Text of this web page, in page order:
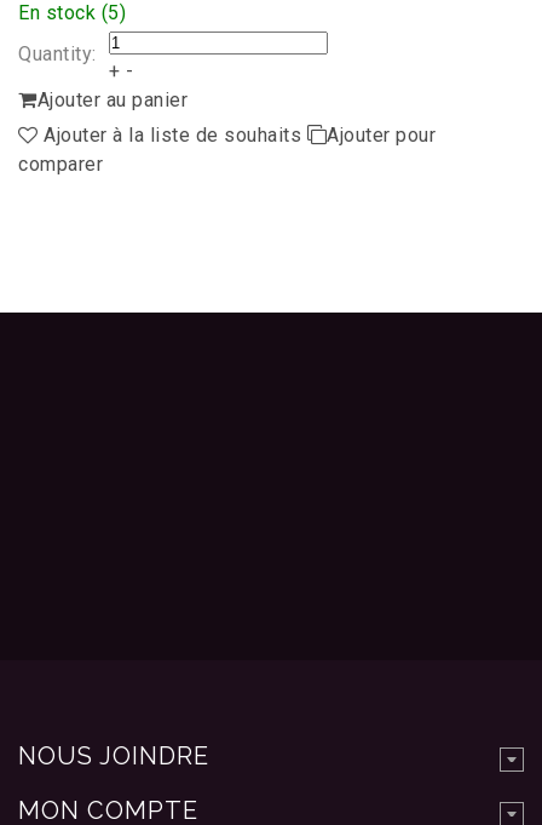
En stock (5)
Quantity:
+ -
Ajouter au panier
Ajouter à la liste de souhaits
Ajouter pour
comparer
NOUS JOINDRE
MON COMPTE